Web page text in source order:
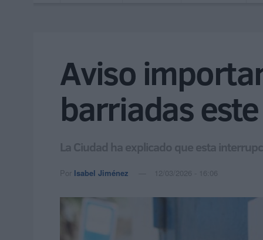
Aviso
barriadas
La Ciudad ha explicado que esta
Por Isabel Jiménez 12/03/2026 - 16:06